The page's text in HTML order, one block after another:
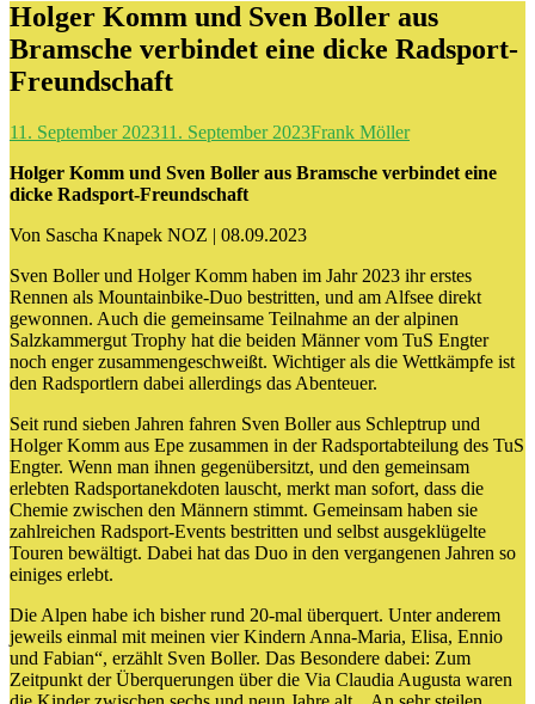
Holger Komm und Sven Boller aus
Bramsche verbindet eine dicke Radsport-
Freundschaft
11. September 202311. September 2023Frank Möller
Holger Komm und Sven Boller aus Bramsche verbindet eine
dicke Radsport-Freundschaft
Von Sascha Knapek NOZ | 08.09.2023
Sven Boller und Holger Komm haben im Jahr 2023 ihr erstes
Rennen als Mountainbike-Duo bestritten, und am Alfsee direkt
gewonnen. Auch die gemeinsame Teilnahme an der alpinen
Salzkammergut Trophy hat die beiden Männer vom TuS Engter
noch enger zusammengeschweißt. Wichtiger als die Wettkämpfe ist
den Radsportlern dabei allerdings das Abenteuer.
Seit rund sieben Jahren fahren Sven Boller aus Schleptrup und
Holger Komm aus Epe zusammen in der Radsportabteilung des TuS
Engter. Wenn man ihnen gegenübersitzt, und den gemeinsam
erlebten Radsportanekdoten lauscht, merkt man sofort, dass die
Chemie zwischen den Männern stimmt. Gemeinsam haben sie
zahlreichen Radsport-Events bestritten und selbst ausgeklügelte
Touren bewältigt. Dabei hat das Duo in den vergangenen Jahren so
einiges erlebt.
Die Alpen habe ich bisher rund 20-mal überquert. Unter anderem
jeweils einmal mit meinen vier Kindern Anna-Maria, Elisa, Ennio
und Fabian“, erzählt Sven Boller. Das Besondere dabei: Zum
Zeitpunkt der Überquerungen über die Via Claudia Augusta waren